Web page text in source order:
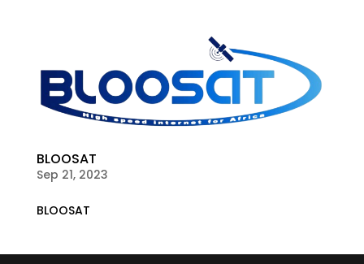
BLOOSAT
Sep 21, 2023
BLOOSAT